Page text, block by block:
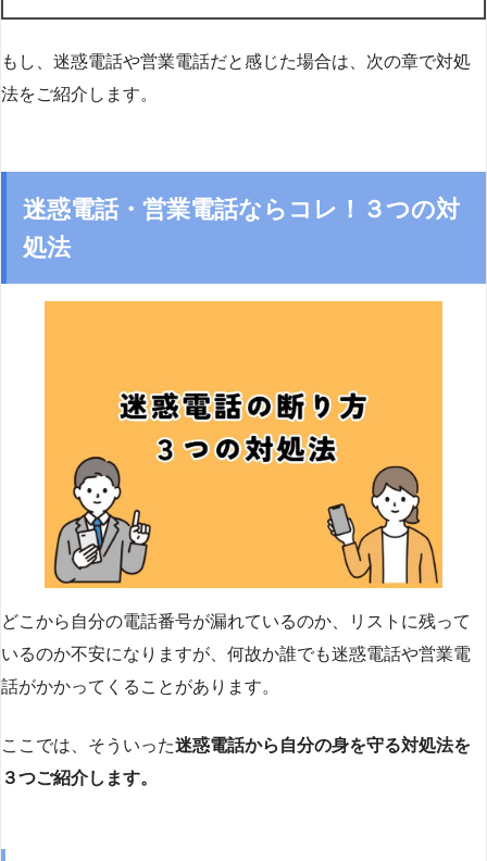
もし、迷惑電話や営業電話だと感じた場合は、次の章で対処
法をご紹介します。
迷惑電話・営業電話ならコレ！３つの対
処法
どこから自分の電話番号が漏れているのか、リストに残って
いるのか不安になりますが、何故か誰でも迷惑電話や営業電
話がかかってくることがあります。
ここでは、そういった迷惑電話から自分の身を守る対処法を
３つご紹介します。